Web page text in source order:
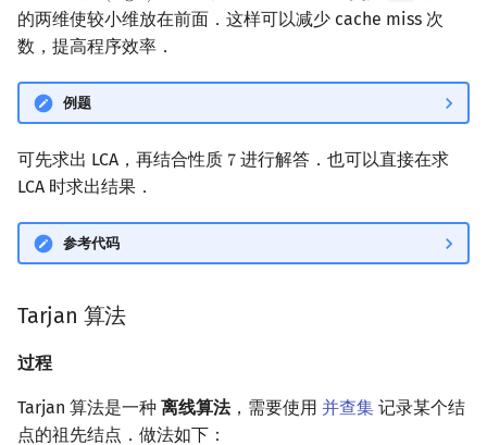
的两维使较小维放在前面．这样可以减少 cache miss 次
数，提高程序效率．
例题
可先求出 LCA，再结合性质 7
7 进行解答．也可以直接在求
LCA 时求出结果．
参考代码
Tarjan 算法
过程
Tarjan 算法是一种 离线算法，需要使用 并查集 记录某个结
点的祖先结点．做法如下：